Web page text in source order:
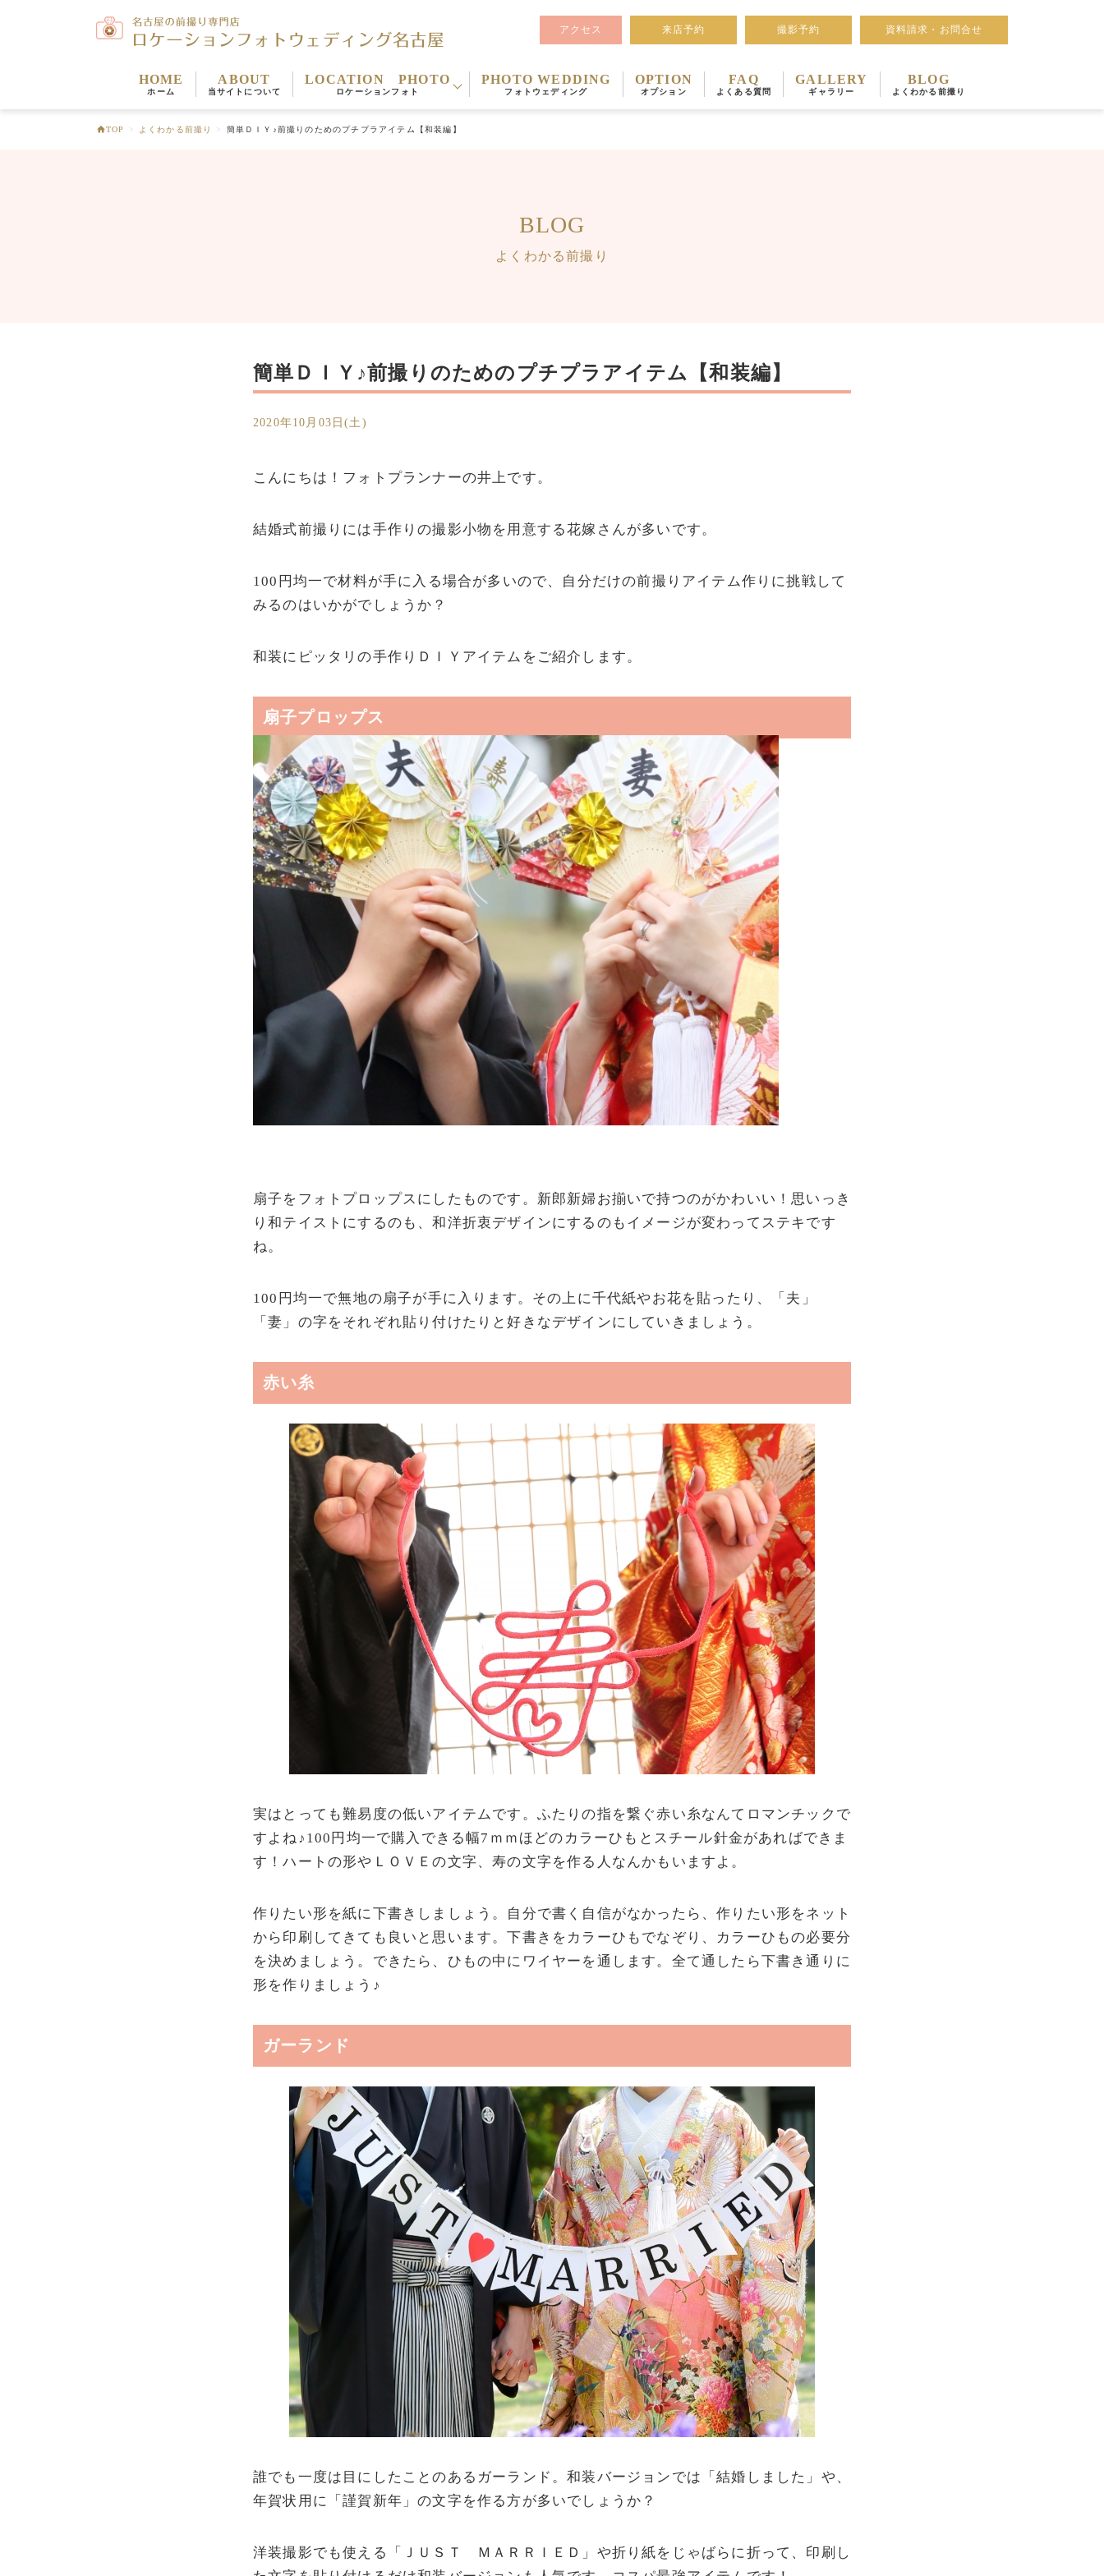
アクセス 来店予約 撮影予約 資料請求・お問合せ
HOME
ホーム
ABOUT
当サイトについて
LOCATION PHOTO
ロケーションフォト
PHOTO WEDDING
フォトウェディング
OPTION
オプション
FAQ
よくある質問
GALLERY
ギャラリー
BLOG
よくわかる前撮り
TOP > よくわかる前撮り > 簡単ＤＩＹ♪前撮りのためのプチプラアイテム【和装編】
BLOG
よくわかる前撮り
簡単ＤＩＹ♪前撮りのためのプチプラアイテム【和装編】
2020年10月03日(土)
こんにちは！フォトプランナーの井上です。
結婚式前撮りには手作りの撮影小物を用意する花嫁さんが多いです。
100円均一で材料が手に入る場合が多いので、自分だけの前撮りアイテム作りに挑戦して
みるのはいかがでしょうか？
和装にピッタリの手作りＤＩＹアイテムをご紹介します。
扇子プロップス
扇子をフォトプロップスにしたものです。新郎新婦お揃いで持つのがかわいい！思いっき
り和テイストにするのも、和洋折衷デザインにするのもイメージが変わってステキです
ね。
100円均一で無地の扇子が手に入ります。その上に千代紙やお花を貼ったり、「夫」
「妻」の字をそれぞれ貼り付けたりと好きなデザインにしていきましょう。
赤い糸
実はとっても難易度の低いアイテムです。ふたりの指を繋ぐ赤い糸なんてロマンチックで
すよね♪100円均一で購入できる幅7ｍｍほどのカラーひもとスチール針金があればできま
す！ハートの形やＬＯＶＥの文字、寿の文字を作る人なんかもいますよ。
作りたい形を紙に下書きしましょう。自分で書く自信がなかったら、作りたい形をネット
から印刷してきても良いと思います。下書きをカラーひもでなぞり、カラーひもの必要分
を決めましょう。できたら、ひもの中にワイヤーを通します。全て通したら下書き通りに
形を作りましょう♪
ガーランド
誰でも一度は目にしたことのあるガーランド。和装バージョンでは「結婚しました」や、
年賀状用に「謹賀新年」の文字を作る方が多いでしょうか？
洋装撮影でも使える「ＪＵＳＴ ＭＡＲＲＩＥＤ」や折り紙をじゃばらに折って、印刷し